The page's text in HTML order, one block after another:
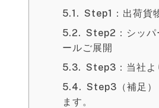
Step1：出荷貨
Step2：シッパ
ールご展開
Step3：当社よ
Step3（補足）
ます。